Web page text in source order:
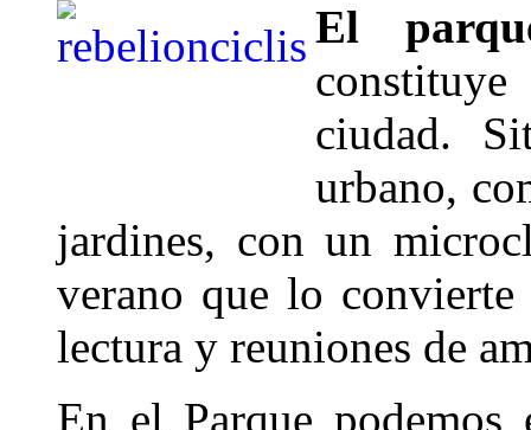
El
ciudad.
urbano,
jardines, con un
verano que lo
lectura y reuniones de
En el Parque podemos